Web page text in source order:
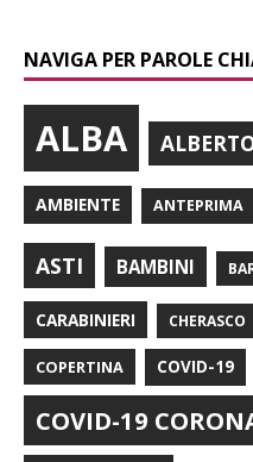
NAVIGA PER PAROLE
ALBA
AMBIENTE ANTEPRIMA
ASTI BAMBINI
CARABINIERI CHERASCO
COPERTINA COVID-19
COVID-19